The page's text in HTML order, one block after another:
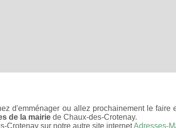
d'emménager ou allez prochainement le faire
de la mairie de Chaux-des-Crotenay.
Crotenay sur notre autre site internetAdresses-